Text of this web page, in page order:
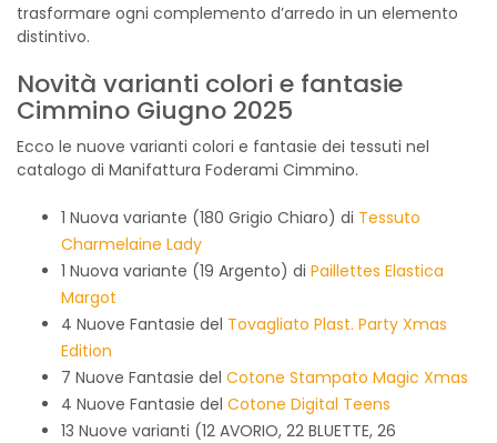
trasformare ogni complemento d’arredo in un elemento
distintivo.
Novità varianti colori e fantasie
Cimmino Giugno 2025
Ecco le nuove varianti colori e fantasie dei tessuti nel
catalogo di Manifattura Foderami Cimmino.
1 Nuova variante (180 Grigio Chiaro) di Tessuto
Charmelaine Lady
1 Nuova variante (19 Argento) di Paillettes Elastica
Margot
4 Nuove Fantasie del Tovagliato Plast. Party Xmas
Edition
7 Nuove Fantasie del Cotone Stampato Magic Xmas
4 Nuove Fantasie del Cotone Digital Teens
13 Nuove varianti (12 AVORIO, 22 BLUETTE, 26